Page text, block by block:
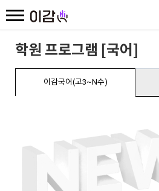
학원 프로그램 [국어]
이감국어(고3~N수)